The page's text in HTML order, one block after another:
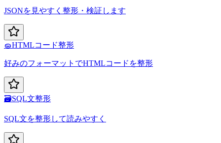
JSONを見やすく整形・検証します
🧽HTMLコード整形
好みのフォーマットでHTMLコードを整形
🗃️SQL文整形
SQL文を整形して読みやすく